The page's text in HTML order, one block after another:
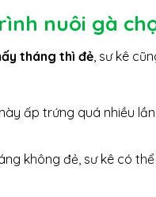
nuôi gà
tháng thì đẻ , sư kê
ấp trứng quá nhiều
không đẻ, sư kê có